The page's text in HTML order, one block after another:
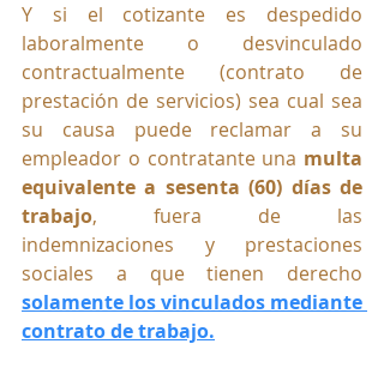
Y si el cotizante es despedido
laboralmente o desvinculado
contractualmente (contrato de
prestación de servicios) sea cual sea
su causa puede reclamar a su
empleador o contratante una multa
equivalente a sesenta (60) días de
trabajo, fuera de las
indemnizaciones y prestaciones
solamente los vinculados mediante
contrato de trabajo.